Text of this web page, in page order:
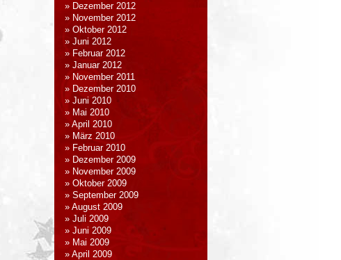
Dezember 2012
November 2012
Oktober 2012
Juni 2012
Februar 2012
Januar 2012
November 2011
Dezember 2010
Juni 2010
Mai 2010
April 2010
März 2010
Februar 2010
Dezember 2009
November 2009
Oktober 2009
September 2009
August 2009
Juli 2009
Juni 2009
Mai 2009
April 2009